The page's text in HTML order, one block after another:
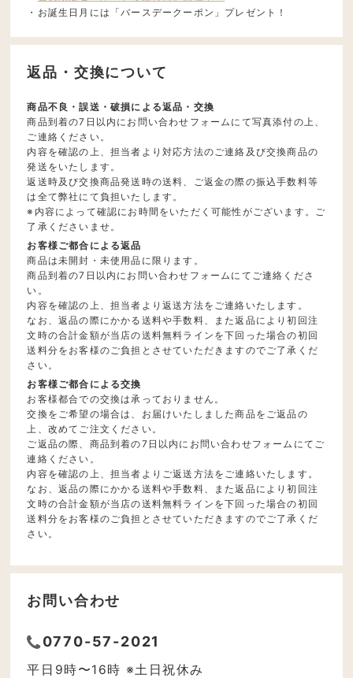
・お誕生日月には「バースデークーポン」プレゼント！
返品・交換について
商品不良・誤送・破損による返品・交換
商品到着の7日以内にお問い合わせフォームにて写真添付の上、
ご連絡ください。
内容を確認の上、担当者より対応方法のご連絡及び交換商品の
発送をいたします。
返送時及び交換商品発送時の送料、ご返金の際の振込手数料等
は全て弊社にて負担いたします。
※内容によって確認にお時間をいただく可能性がございます。ご
了承くださいませ。
お客様ご都合による返品
商品は未開封・未使用品に限ります。
商品到着の7日以内にお問い合わせフォームにてご連絡くださ
い。
内容を確認の上、担当者より返送方法をご連絡いたします。
なお、返品の際にかかる送料や手数料、また返品により初回注
文時の合計金額が当店の送料無料ラインを下回った場合の初回
送料分をお客様のご負担とさせていただきますのでご了承くだ
さい。
お客様ご都合による交換
お客様都合での交換は承っておりません。
交換をご希望の場合は、お届けいたしました商品をご返品の
上、改めてご注文ください。
ご返品の際、商品到着の7日以内にお問い合わせフォームにてご
連絡ください。
内容を確認の上、担当者よりご返送方法をご連絡いたします。
なお、返品の際にかかる送料や手数料、また返品により初回注
文時の合計金額が当店の送料無料ラインを下回った場合の初回
送料分をお客様のご負担とさせていただきますのでご了承くだ
さい。
お問い合わせ
0770-57-2021
平日9時〜16時 ※土日祝休み